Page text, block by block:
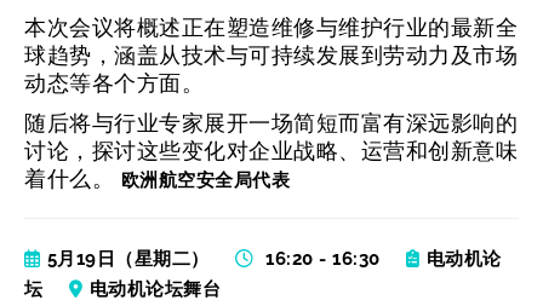
本次会议将概述正在塑造维修与维护行业的最新全
球趋势，涵盖从技术与可持续发展到劳动力及市场
动态等各个方面。
随后将与行业专家展开一场简短而富有深远影响的
讨论，探讨这些变化对企业战略、运营和创新意味
着什么。
欧洲航空安全局代表
5月19日（星期二） 16:20 - 16:30
电动机论
坛
电动机论坛舞台